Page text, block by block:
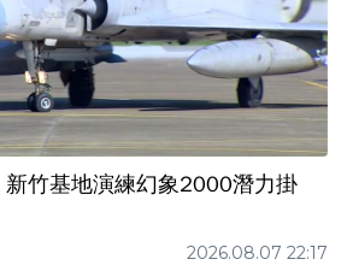
竹基地演練幻象2000潛力掛
2026.08.07 22:17